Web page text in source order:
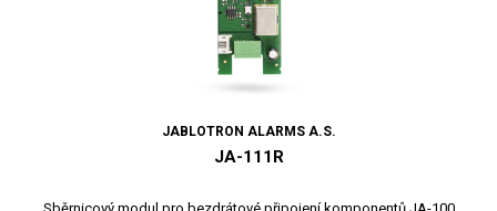
JABLOTRON ALARMS A.S.
JA-111R